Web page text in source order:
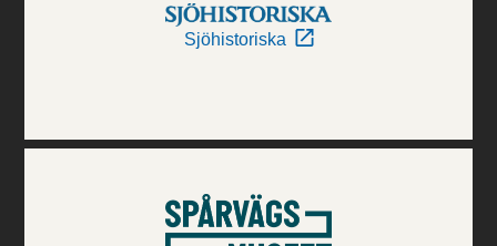
Sjöhistoriska